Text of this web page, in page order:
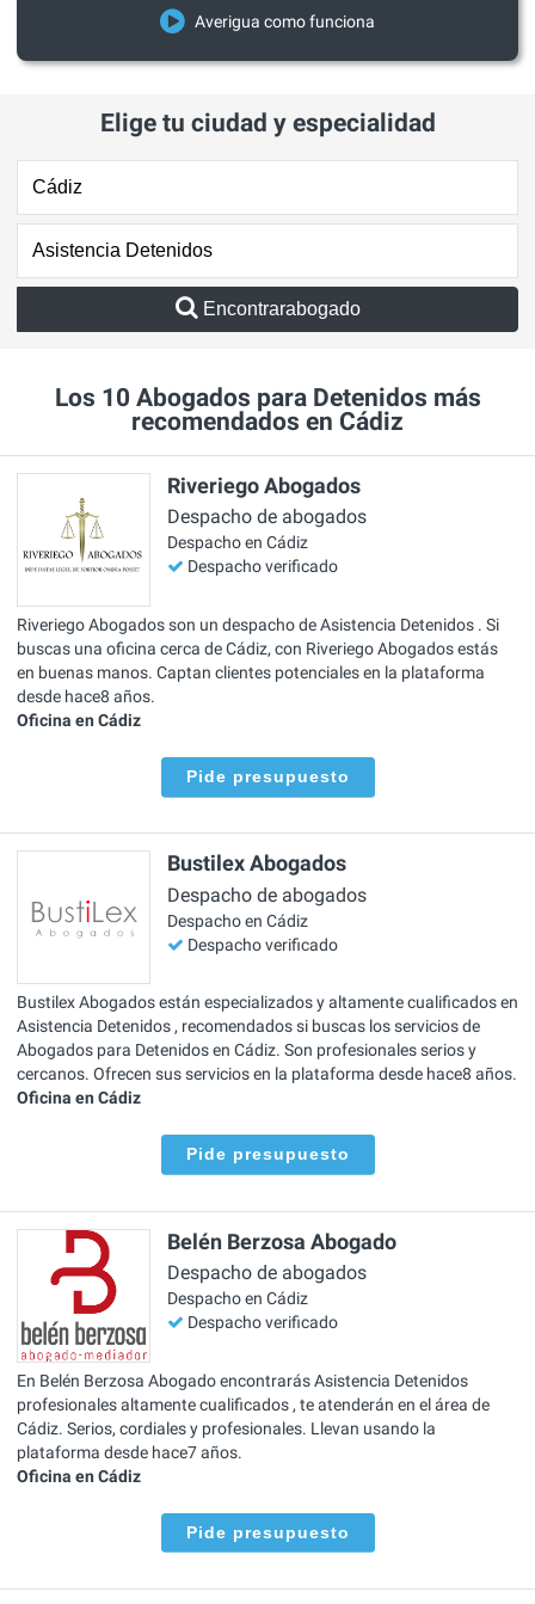
Averigua como funciona
Elige tu ciudad y especialidad
Encontrarabogado
Los 10 Abogados para Detenidos más
recomendados en Cádiz
Riveriego Abogados
Despacho de abogados
Despacho en Cádiz
Despacho verificado
Riveriego Abogados son un despacho de Asistencia Detenidos . Si
buscas una oficina cerca de Cádiz, con Riveriego Abogados estás
en buenas manos. Captan clientes potenciales en la plataforma
desde hace8 años.
Oficina en Cádiz
Pide presupuesto
Bustilex Abogados
Despacho de abogados
Despacho en Cádiz
Despacho verificado
Bustilex Abogados están especializados y altamente cualificados en
Asistencia Detenidos , recomendados si buscas los servicios de
Abogados para Detenidos en Cádiz. Son profesionales serios y
cercanos. Ofrecen sus servicios en la plataforma desde hace8 años.
Oficina en Cádiz
Pide presupuesto
Belén Berzosa Abogado
Despacho de abogados
Despacho en Cádiz
Despacho verificado
En Belén Berzosa Abogado encontrarás Asistencia Detenidos
profesionales altamente cualificados , te atenderán en el área de
Cádiz. Serios, cordiales y profesionales. Llevan usando la
plataforma desde hace7 años.
Oficina en Cádiz
Pide presupuesto